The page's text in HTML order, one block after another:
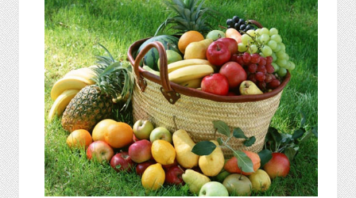
و
شهری
گاز
و
پتروشیمی
صنعت
و
خودرو
استارت